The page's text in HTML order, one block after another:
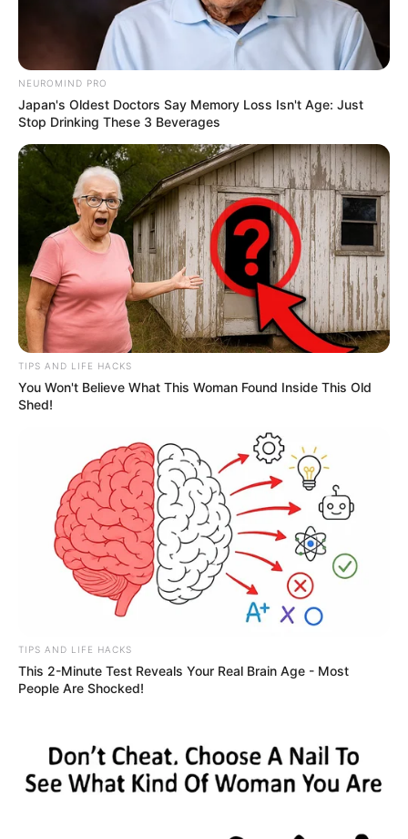
NEUROMIND PRO
Japan's Oldest Doctors Say Memory Loss Isn't Age: Just
Stop Drinking These 3 Beverages
TIPS AND LIFE HACKS
You Won't Believe What This Woman Found Inside This Old
Shed!
TIPS AND LIFE HACKS
This 2-Minute Test Reveals Your Real Brain Age - Most
People Are Shocked!